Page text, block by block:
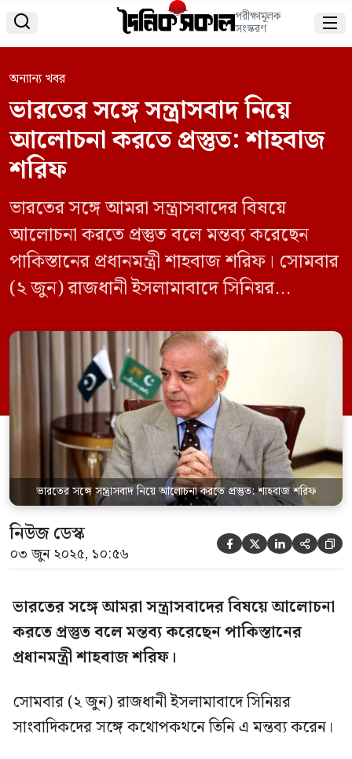
 পরীক্ষামূলক
সংস্করণ 
অন্যান্য খবর
ভারতের সঙ্গে সন্ত্রাসবাদ নিয়ে
আলোচনা করতে প্রস্তুত: শাহবাজ
শরিফ
ভারতের সঙ্গে আমরা সন্ত্রাসবাদের বিষয়ে
আলোচনা করতে প্রস্তুত বলে মন্তব্য করেছেন
পাকিস্তানের প্রধানমন্ত্রী শাহবাজ শরিফ। সোমবার
(২ জুন) রাজধানী ইসলামাবাদে সিনিয়র
করেন। এক প্রতিবেদনে এ তথ্য জানিয়েছে
পাকিস্তানি সংবাদমাধ্যম সামাটিভি। শাহবাজ
শরিফ জোর দিয়ে বলেন, ‘কাশ্মীর সবার আগে।
এর সমাধান না হলে কোনও অগ্রগতি হতে পারে
না।’ তিনি ভারতের […]
ভারতের সঙ্গে সন্ত্রাসবাদ নিয়ে আলোচনা করতে প্রস্তুত: শাহবাজ শরিফ
নিউজ ডেস্ক
০৩ জুন ২০২৫, ১০:৫৬     
ভারতের সঙ্গে আমরা সন্ত্রাসবাদের বিষয়ে আলোচনা
করতে প্রস্তুত বলে মন্তব্য করেছেন পাকিস্তানের
প্রধানমন্ত্রী শাহবাজ শরিফ।
সোমবার (২ জুন) রাজধানী ইসলামাবাদে সিনিয়র
সাংবাদিকদের সঙ্গে কথোপকথনে তিনি এ মন্তব্য করেন।